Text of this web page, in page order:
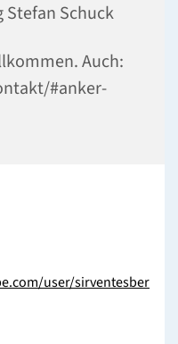
Schuck
Auch:
#anker-
user/sirventesber